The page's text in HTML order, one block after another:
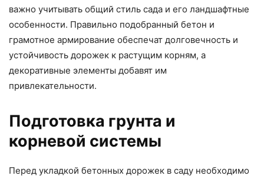
важно учитывать общий стиль сада и его ландшафтные
особенности. Правильно подобранный бетон и
грамотное армирование обеспечат долговечность и
устойчивость дорожек к растущим корням, а
декоративные элементы добавят им
привлекательности.
Подготовка грунта и
корневой системы
Перед укладкой бетонных дорожек в саду необходимо